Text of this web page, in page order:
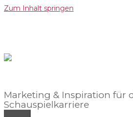
Zum Inhalt springen
Marketing & Inspiration für
Schauspielkarriere